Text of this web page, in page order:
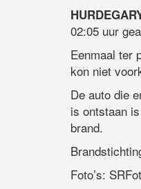
02:05 uur
Eenmaal ter
kon niet
De auto die
is ontstaan
brand.
Foto’s: